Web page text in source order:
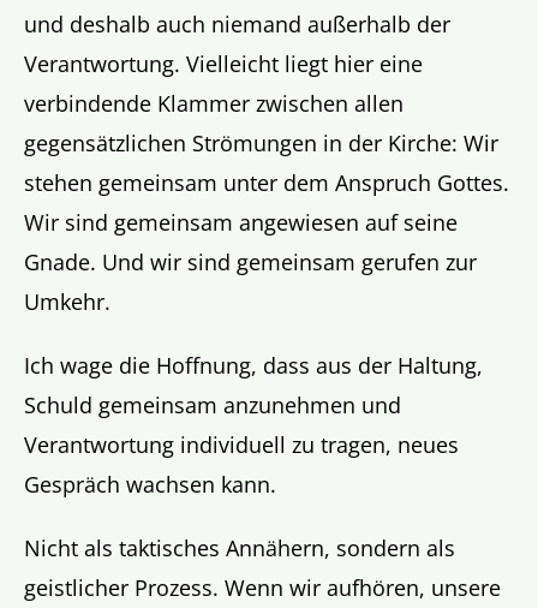
und deshalb auch niemand außerhalb der
Verantwortung. Vielleicht liegt hier eine
verbindende Klammer zwischen allen
gegensätzlichen Strömungen in der Kirche: Wir
stehen gemeinsam unter dem Anspruch Gottes.
Wir sind gemeinsam angewiesen auf seine
Gnade. Und wir sind gemeinsam gerufen zur
Umkehr.
Ich wage die Hoffnung, dass aus der Haltung,
Schuld gemeinsam anzunehmen und
Verantwortung individuell zu tragen, neues
Gespräch wachsen kann.
Nicht als taktisches Annähern, sondern als
geistlicher Prozess. Wenn wir aufhören, unsere